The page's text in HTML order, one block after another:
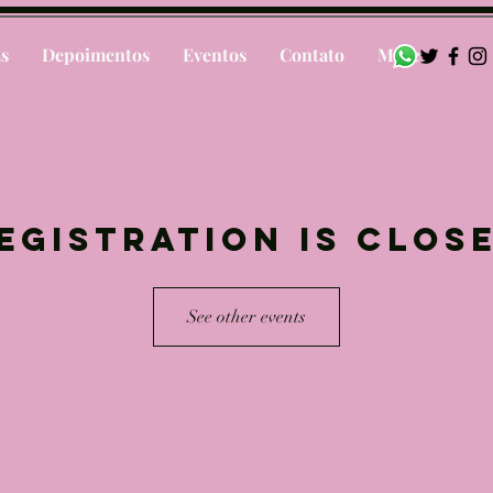
Depoimentos Eventos Contato More
is
See other events